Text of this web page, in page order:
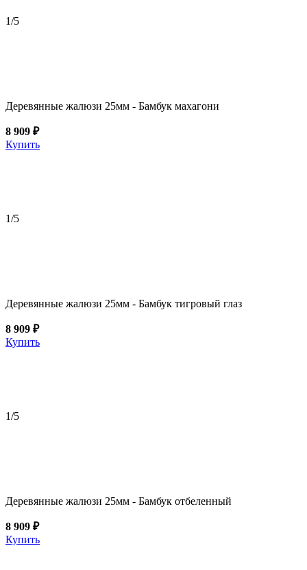
1/5
Деревянные жалюзи 25мм - Бамбук махагони
8 909 ₽
Купить
1/5
Деревянные жалюзи 25мм - Бамбук тигровый глаз
8 909 ₽
Купить
1/5
Деревянные жалюзи 25мм - Бамбук отбеленный
8 909 ₽
Купить